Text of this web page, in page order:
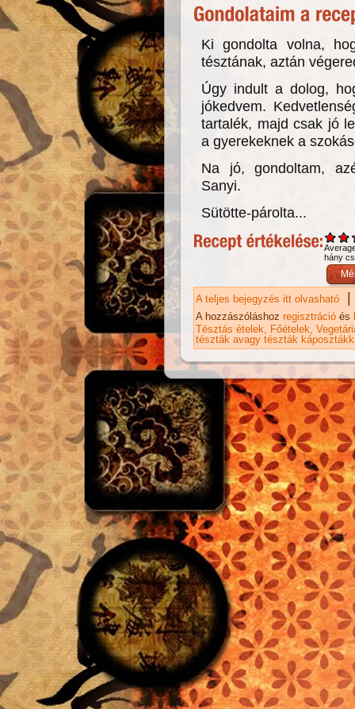
Ki gondolta volna,
tésztának, aztán
Úgy indult a dolog,
jókedvem.
tartalék, majd csak jó
a gyerekeknek a
Na jó, gondoltam,
Sanyi.
Sütötte-párolta...
hány
A teljes bejegyzés itt olvasható |
A hozzászóláshoz regisztráció és
Tésztás ételek
Főételek
tészták avagy tészták